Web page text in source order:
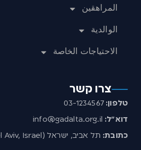
المراهقين
الوالدية
الاحتياجات الخاصة
צרו קשר
טלפון: 03-1234567
דוא”ל: info@gadalta.org.il
כתובת: תל אביב, ישראל (Tel Aviv, Israel)